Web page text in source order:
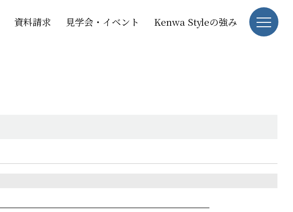
資料請求 見学会・イベント Kenwa Styleの強み